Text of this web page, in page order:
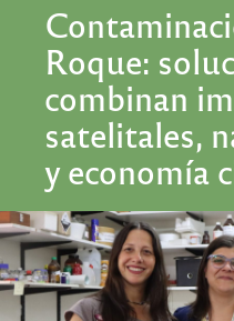
Roque:
combinan
satelitales,
y economía